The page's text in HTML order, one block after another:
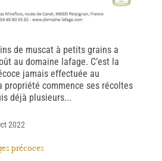
précoces
2022
de muscat à petits grains a
au domaine lafage. C’est la
jamais effectuée au
propriété commence ses récoltes
déjà plusieurs...